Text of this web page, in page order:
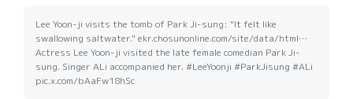
Lee Yoon-ji visits the tomb of Park Ji-sung: "It felt like
swallowing saltwater." ekr.chosunonline.com/site/data/html…
Actress Lee Yoon-ji visited the late female comedian Park Ji-
sung. Singer ALi accompanied her. #LeeYoonji #ParkJisung #ALi
pic.x.com/bAaFw18hSc